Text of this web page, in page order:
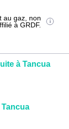
au gaz, non
à GRDF.
à Tancua